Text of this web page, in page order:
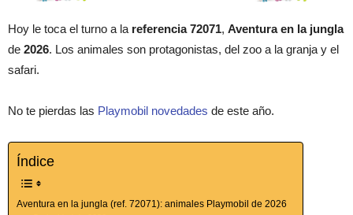
Hoy le toca el turno a la referencia 72071, Aventura en la jungla
de 2026. Los animales son protagonistas, del zoo a la granja y el
safari.
No te pierdas las Playmobil novedades de este año.
Índice
Aventura en la jungla (ref. 72071): animales Playmobil de 2026